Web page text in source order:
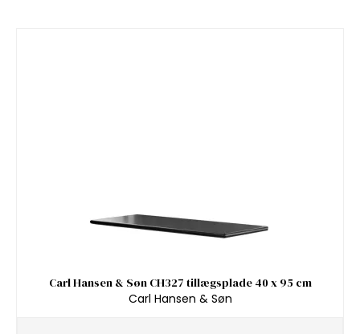
Carl Hansen & Søn CH327 tillægsplade 40 x 95 cm
Carl Hansen & Søn